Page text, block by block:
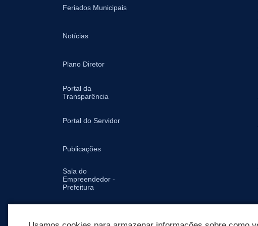
Feriados Municipais
Notícias
Plano Diretor
Portal da
Transparência
Portal do Servidor
Publicações
Sala do
Empreendedor -
Prefeitura